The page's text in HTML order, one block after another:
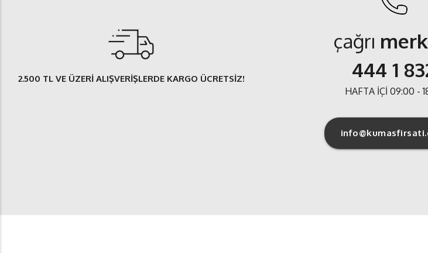
2.500 TLVE ÜZERİ ALIŞVERİŞLERDE KARGO ÜCRETSİZ!
çağrı
444 1
HAFTA İÇİ 09:00 -